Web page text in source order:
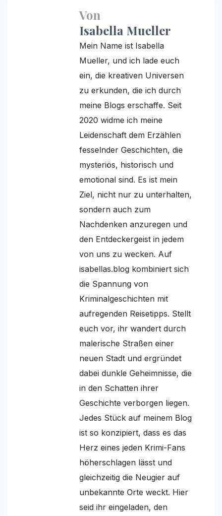
Von
Isabella Mueller
Mein Name ist Isabella
Mueller, und ich lade euch
ein, die kreativen Universen
zu erkunden, die ich durch
meine Blogs erschaffe. Seit
2020 widme ich meine
Leidenschaft dem Erzählen
fesselnder Geschichten, die
mysteriös, historisch und
emotional sind. Es ist mein
Ziel, nicht nur zu unterhalten,
sondern auch zum
Nachdenken anzuregen und
den Entdeckergeist in jedem
von uns zu wecken. Auf
isabellas.blog kombiniert sich
die Spannung von
Kriminalgeschichten mit
aufregenden Reisetipps. Stellt
euch vor, ihr wandert durch
malerische Straßen einer
neuen Stadt und ergründet
dabei dunkle Geheimnisse, die
in den Schatten ihrer
Geschichte verborgen liegen.
Jedes Stück auf meinem Blog
ist so konzipiert, dass es das
Herz eines jeden Krimi-Fans
höherschlagen lässt und
gleichzeitig die Neugier auf
unbekannte Orte weckt. Hier
seid ihr eingeladen, den